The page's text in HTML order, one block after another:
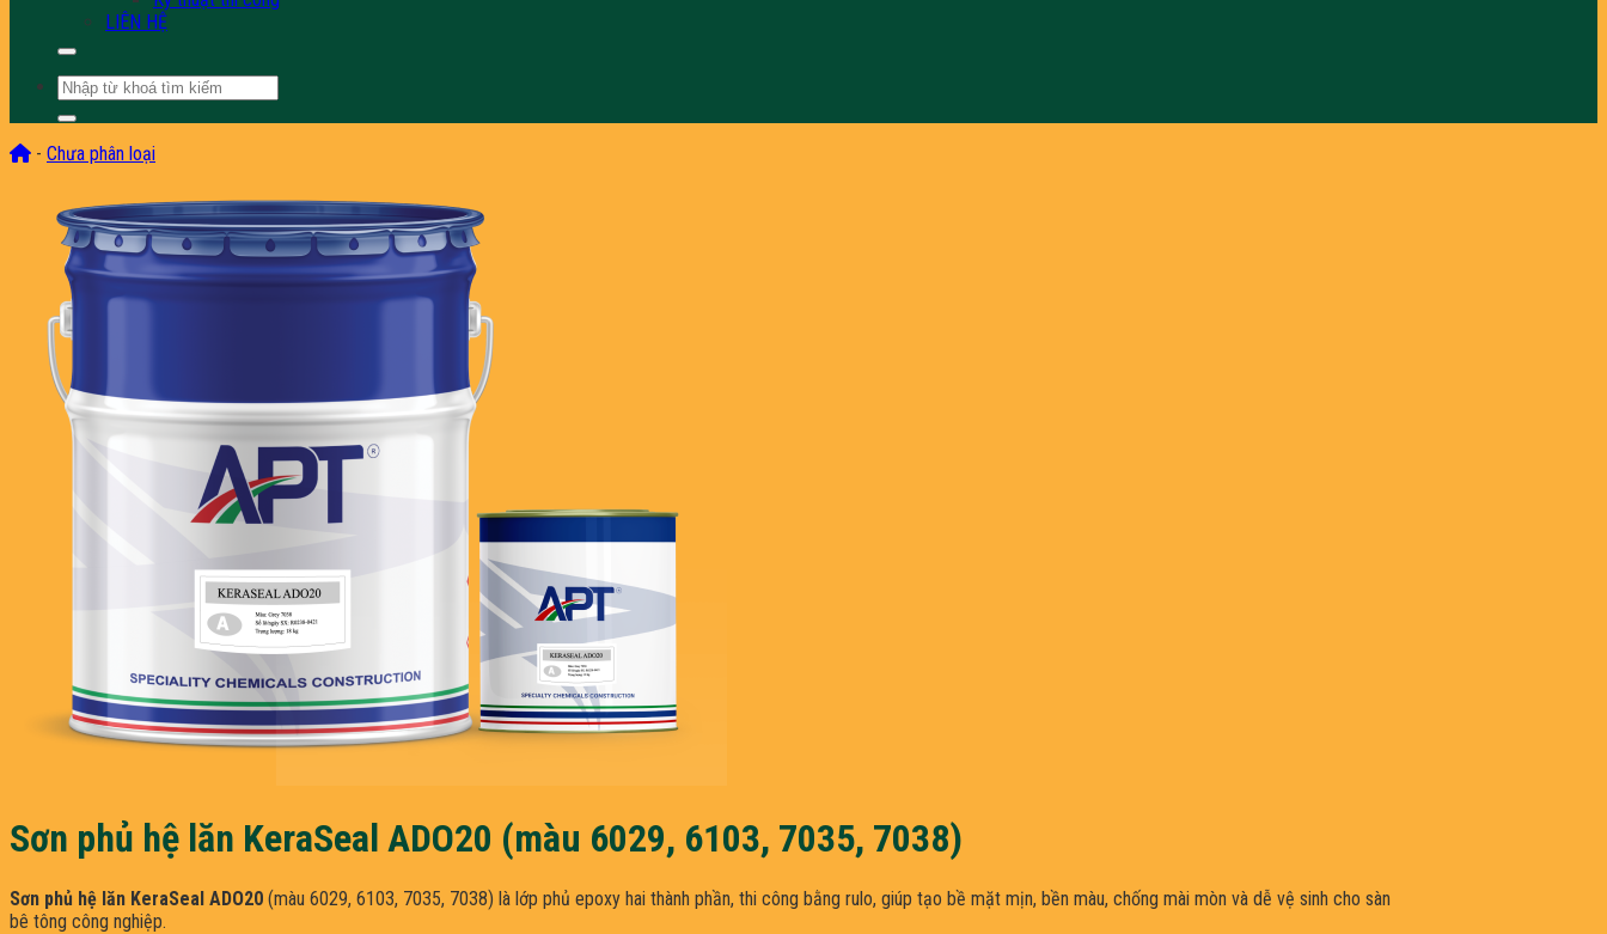
LIÊN HỆ
Tìm
kiếm:
- Chưa phân loại
Sơn phủ hệ lăn KeraSeal ADO20 (màu 6029, 6103, 7035, 7038)
Sơn phủ hệ lăn KeraSeal ADO20 (màu 6029, 6103, 7035, 7038) là lớp phủ epoxy hai thành phần, thi công bằng rulo, giúp tạo bề mặt mịn, bền màu, chống mài mòn và dễ vệ sinh cho sàn
bê tông công nghiệp.